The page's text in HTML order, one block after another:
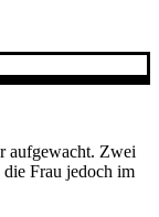
aufgewacht. Zwei
Frau jedoch im